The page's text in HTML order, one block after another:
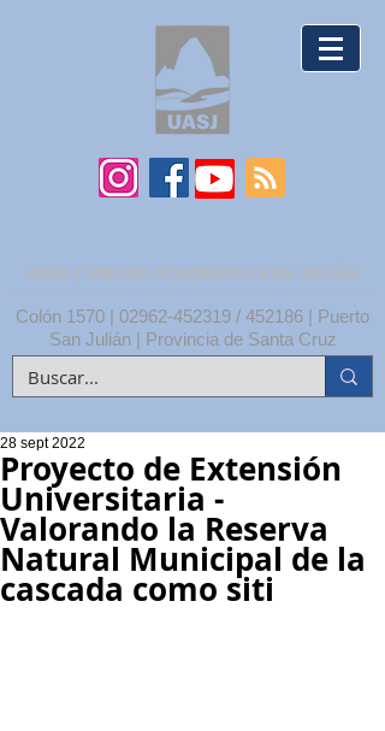
UNPA | UNIDAD ACADÉMICA SAN JULIÁN
Colón 1570 | 02962-452319 / 452186 | Puerto
San Julián | Provincia de Santa Cruz
Proyecto de Extensión
Universitaria -
Valorando la Reserva
Natural Municipal de la
cascada como siti
28 sept 2022